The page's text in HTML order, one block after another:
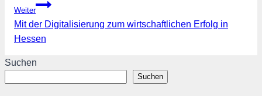
Weiter
Mit der Digitalisierung zum wirtschaftlichen Erfolg in
Hessen
Suchen
Suchen